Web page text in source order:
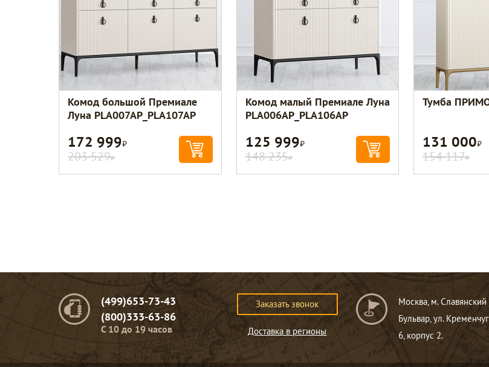
Комод большой Премиале
Луна PLA007AP_PLA107AP
172 999Р
203 529Р
Комод малый Премиале Луна
PLA006AP_PLA106AP
125 999Р
148 235Р
Тумба
131 000Р
154 117Р
(499)653-73-43
(800)333-63-86
C 10 до 19 часов
Заказать звонок
Доставка в регионы
Москва, м. Славянский
Бульвар, ул.
6, корпус 2.